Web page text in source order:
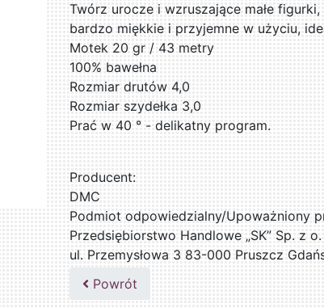
Twórz urocze i wzruszające małe
bardzo miękkie i przyjemne w użyciu,
Motek 20 gr / 43 metry
100% bawełna
Rozmiar drutów 4,0
Rozmiar szydełka 3,0
Prać w 40 ° - delikatny program.
Producent:
DMC
Podmiot odpowiedzialny/Upoważniony
Przedsiębiorstwo Handlowe „SK” Sp. z
ul. Przemysłowa 3 83-000 Pruszcz
509076255
Powrót